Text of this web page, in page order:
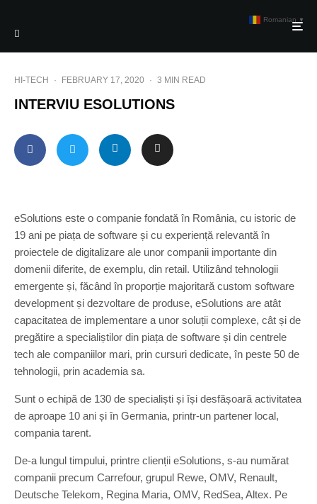
HI-TECH · FEBRUARY 17, 2020 · 3 MIN READ
INTERVIU ESOLUTIONS
eSolutions este o companie fondată în România, cu istoric de
19 ani pe piața de software și cu experiență relevantă în
proiectele de digitalizare ale unor companii importante din
domenii diferite, de exemplu, din retail. Utilizând tehnologii
emergente și, făcând în proporție majoritară custom software
development și dezvoltare de produse, eSolutions are atât
capacitatea de implementare a unor soluții complexe, cât și de
pregătire a specialiștilor din piața de software și din centrele
tech ale companiilor mari, prin cursuri dedicate, în peste 50 de
tehnologii, prin academia sa.
Sunt o echipă de 130 de specialiști și își desfășoară activitatea
de aproape 10 ani și în Germania, printr-un partener local,
compania tarent.
De-a lungul timpului, printre clienții eSolutions, s-au numărat
companii precum Carrefour, grupul Rewe, OMV, Renault,
Deutsche Telekom, Regina Maria, OMV, RedSea, Altex. Pe
Romanian ▼